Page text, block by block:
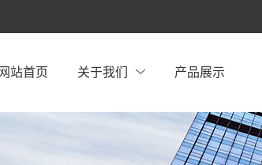
网站首页 关于我们 产品展示